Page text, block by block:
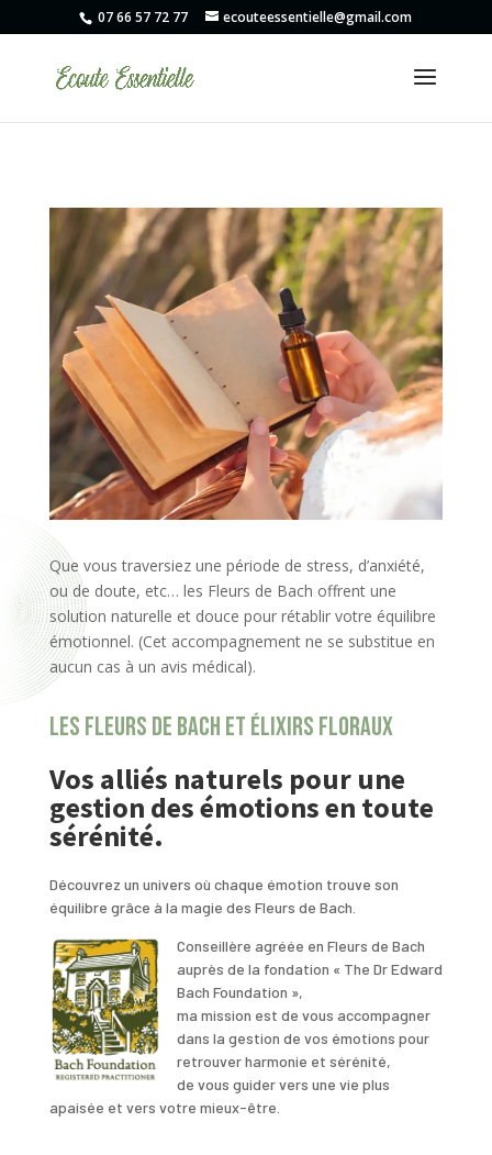
07 66 57 72 77 ecouteessentielle@gmail.com
Que vous traversiez une période de stress, d’anxiété,
ou de doute, etc… les Fleurs de Bach offrent une
solution naturelle et douce pour rétablir votre équilibre
émotionnel. (Cet accompagnement ne se substitue en
aucun cas à un avis médical).
Les Fleurs de Bach et élixirs floraux
Vos alliés naturels pour une
gestion des émotions en toute
sérénité.
Découvrez un univers où chaque émotion trouve son
équilibre grâce à la magie des Fleurs de Bach.
Conseillère agréée en Fleurs de Bach
auprès de la fondation « The Dr Edward
Bach Foundation »,
ma mission est de vous accompagner
dans la gestion de vos émotions pour
retrouver harmonie et sérénité,
de vous guider vers une vie plus
apaisée et vers votre mieux-être.